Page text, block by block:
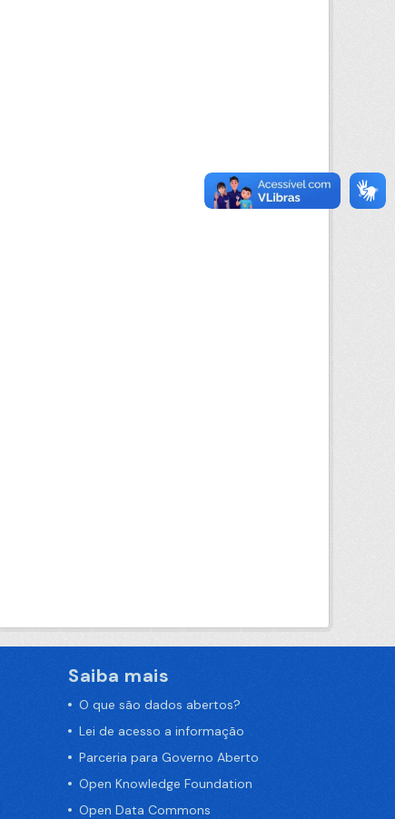
Saiba mais
O que são dados abertos?
Lei de acesso a informação
Parceria para Governo Aberto
Open Knowledge Foundation
Open Data Commons